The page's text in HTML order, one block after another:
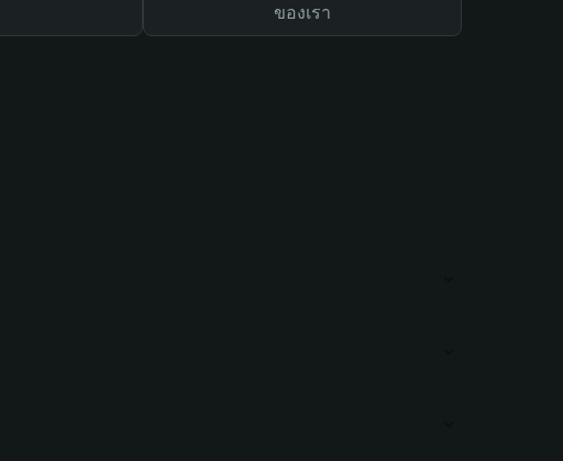
ของเรา